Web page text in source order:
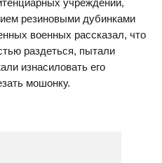
учреждений,
резиновыми дубинками
военных рассказал, что
раздеться, пытали
изнасиловать его
мошонку.